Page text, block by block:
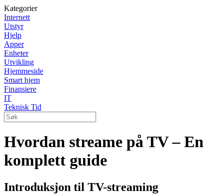
Kategorier
Internett
Utstyr
Hjelp
Apper
Enheter
Utvikling
Hjemmeside
Smart hjem
Finansiere
IT
Teknisk Tid
Hvordan streame på TV – En
komplett guide
Introduksjon til TV-streaming